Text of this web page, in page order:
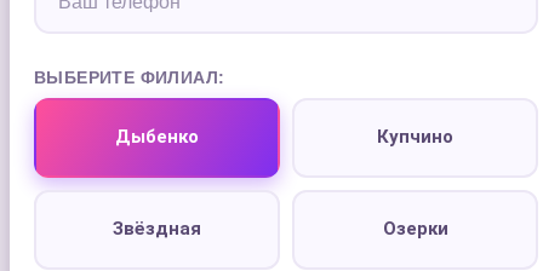
ВЫБЕРИТЕ ФИЛИАЛ:
Дыбенко Купчино
Звёздная Озерки